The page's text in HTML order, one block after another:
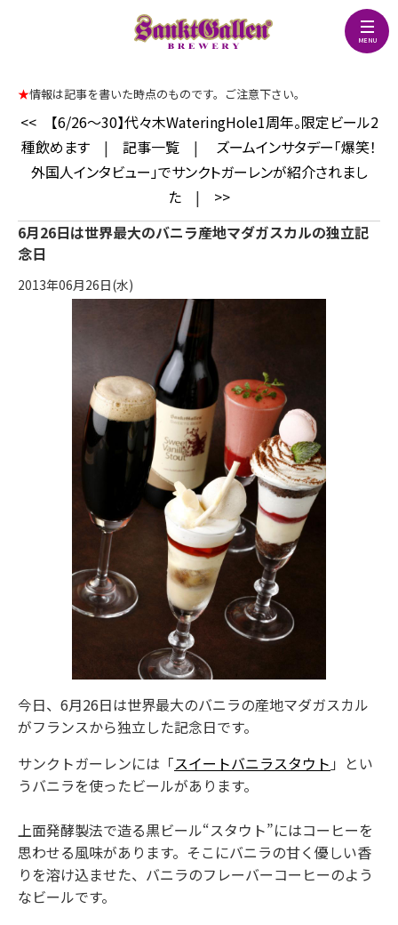
★情報は記事を書いた時点のものです。ご注意下さい。
<<
【6/26～30】代々木WateringHole1周年。限定ビール2
種飲めます | 記事一覧 |
ズームインサタデー「爆笑！
外国人インタビュー」でサンクトガーレンが紹介されまし
た | >>
6月26日は世界最大のバニラ産地マダガスカルの独立記
念日
2013年06月26日(水)
今日、6月26日は世界最大のバニラの産地マダガスカル
がフランスから独立した記念日です。
サンクトガーレンには「スイートバニラスタウト 」とい
うバニラを使ったビールがあります。
上面発酵製法で造る黒ビール“スタウト”にはコーヒーを
思わせる風味があります。そこにバニラの甘く優しい香
りを溶け込ませた、バニラのフレーバーコーヒーのよう
なビールです。